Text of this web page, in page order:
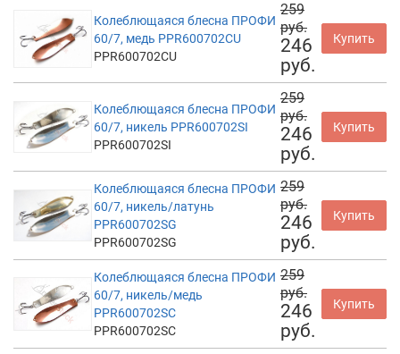
Колеблющаяся блесна ПРОФИ
60/7, медь PPR600702CU
PPR600702CU
259
руб.
246
руб.
Купить
Колеблющаяся блесна ПРОФИ
60/7, никель PPR600702SI
PPR600702SI
259
руб.
246
руб.
Купить
Колеблющаяся блесна ПРОФИ
60/7, никель/латунь
PPR600702SG
PPR600702SG
259
руб.
246
руб.
Купить
Колеблющаяся блесна ПРОФИ
60/7, никель/медь
PPR600702SC
PPR600702SC
259
руб.
246
руб.
Купить